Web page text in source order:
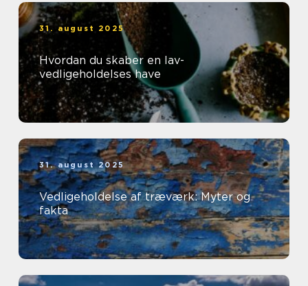
31. august 2025
Hvordan du skaber en lav-
vedligeholdelses have
31. august 2025
Vedligeholdelse af træværk: Myter og
fakta